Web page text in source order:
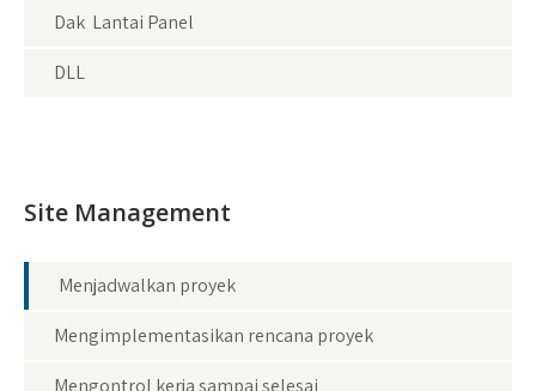
Dak Lantai Panel
DLL
Site Management
Menjadwalkan proyek
Mengimplementasikan rencana proyek